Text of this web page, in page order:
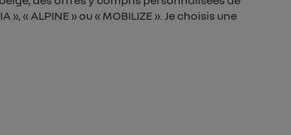
« ALPINE » ou « MOBILIZE ». Je choisis une